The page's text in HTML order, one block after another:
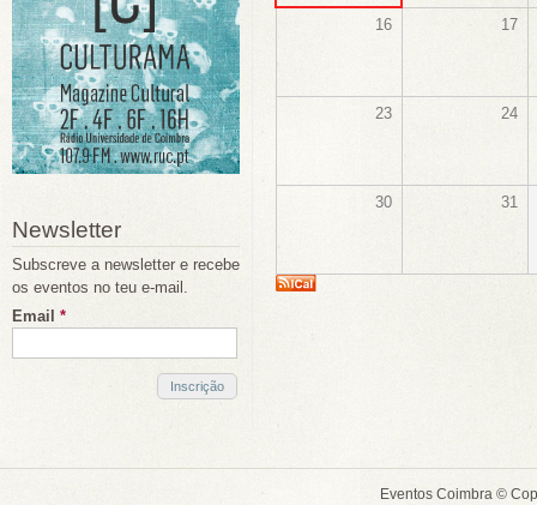
Newsletter
Subscreve a newsletter e recebe
os eventos no teu e-mail.
Email *
16 17
23 24
30 31
Eventos Coimbra ©